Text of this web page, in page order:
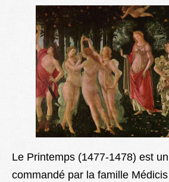
Le Printemps (1477-1478) est
commandé par la famille